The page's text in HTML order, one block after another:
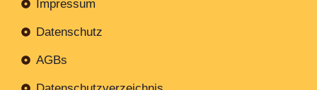
Impressum
Datenschutz
AGBs